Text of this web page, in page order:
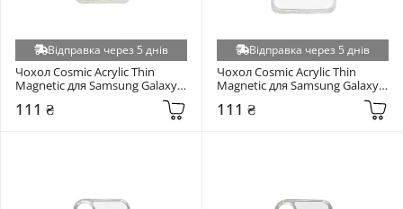
Відправка через 5 днів
Чохол Cosmic Acrylic Thin
Magnetic для Samsung Galaxy
111 ₴
Відправка через 5 днів
Чохол Cosmic Acrylic Thin
Magnetic для Samsung Galaxy
111 ₴